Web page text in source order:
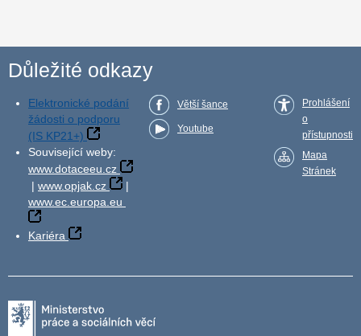
Důležité odkazy
Elektronické podání
žádosti o podporu
(IS KP21+)
Související weby:
www.dotaceeu.cz
| www.opjak.cz
|
www.ec.europa.eu
Kariéra
Větší šance
Youtube
Prohlášení
o
přístupnosti
Mapa
Stránek